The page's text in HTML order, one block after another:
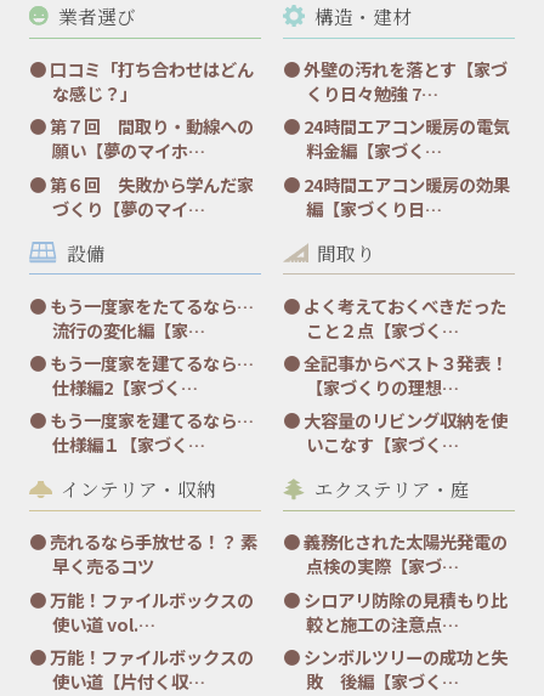
業者選び
口コミ「打ち合わせはどん
な感じ？」
第７回 間取り・動線への
願い【夢のマイホ…
第６回 失敗から学んだ家
づくり【夢のマイ…
構造・建材
外壁の汚れを落とす【家づ
くり日々勉強 7…
24時間エアコン暖房の電気
料金編【家づく…
24時間エアコン暖房の効果
編【家づくり日…
設備
もう一度家をたてるなら…
流行の変化編【家…
もう一度家を建てるなら…
仕様編2【家づく…
もう一度家を建てるなら…
仕様編１【家づく…
間取り
よく考えておくべきだった
こと２点【家づく…
全記事からベスト３発表！
【家づくりの理想…
大容量のリビング収納を使
いこなす【家づく…
インテリア・収納
売れるなら手放せる！？ 素
早く売るコツ
万能！ファイルボックスの
使い道 vol.…
万能！ファイルボックスの
使い道【片付く収…
エクステリア・庭
義務化された太陽光発電の
点検の実際【家づ…
シロアリ防除の見積もり比
較と施工の注意点…
シンボルツリーの成功と失
敗 後編【家づく…